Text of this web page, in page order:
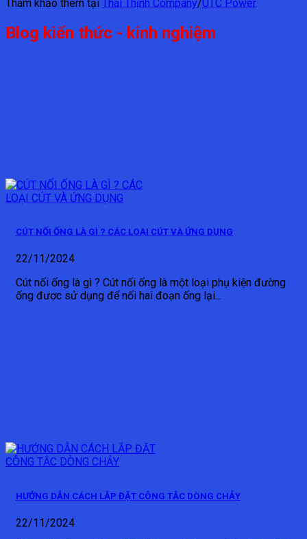
Tham khảo thêm tại Thái Thịnh Company/UTC Power
Blog kiến thức - kinh nghiệm
CÚT NỐI ỐNG LÀ GÌ ? CÁC LOẠI CÚT VÀ ỨNG DỤNG
22/11/2024
Cút nối ống là gì ? Cút nối ống là một loại phụ kiện đường
ống được sử dụng để nối hai đoạn ống lại...
HƯỚNG DẪN CÁCH LẮP ĐẶT CÔNG TẮC DÒNG CHẢY
22/11/2024